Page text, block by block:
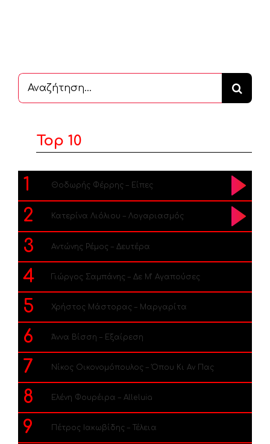
Αναζήτηση
...
Top 10
1 Θοδωρής Φέρρης – Είπες
2 Κατερίνα Λιόλιου – Λογαριασμός
3 Αντώνης Ρέμος – Δευτέρα
4 Γιώργος Σαμπάνης – Δε Μ’ Αγαπούσες
5 Χρήστος Μάστορας – Μαργαρίτα
6 Άννα Βίσση – Εξαίρεση
7 Νίκος Οικονομόπουλος – Όπου Κι Αν Πας
8 Ελένη Φουρέιρα – Alleluia
9 Πέτρος Ιακωβίδης – Τέλεια